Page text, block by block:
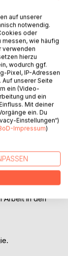
für
der
den Titeln
und
den einzelnen
Kirche und
und in
Gewaltfreiheit
bevorsteht,
findet
auf ihre Art
Arbeit in den
auf unserer
notwendig.
oder
messen, wie häufig
verwenden
hierzu
wodurch ggf.
Pixel, IP-Adressen
unserer Seite
ein (Video-
und ein
Mit deiner
ein. Du
Einstellungen“)
Impressum)